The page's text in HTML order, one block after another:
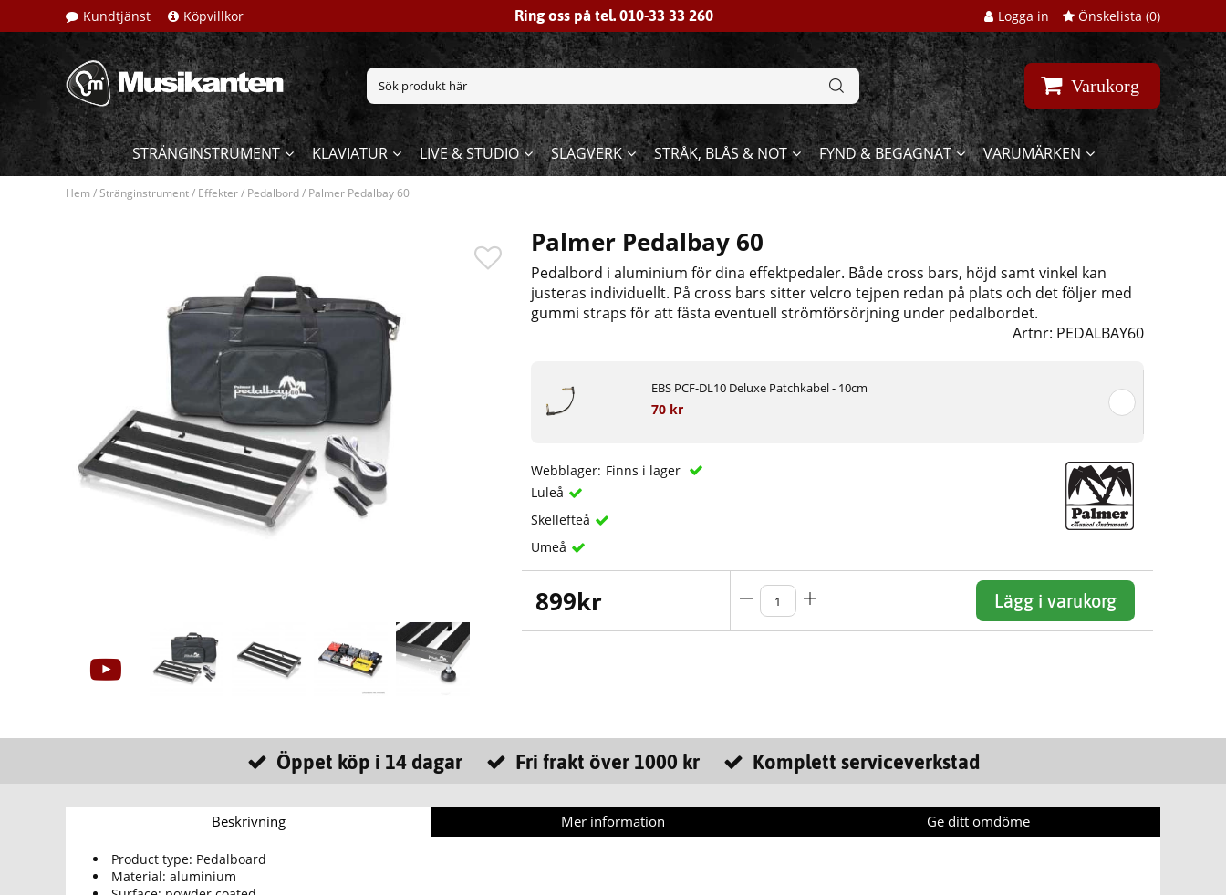
Kundtjänst Köpvillkor Ring oss på tel. 010-33 33 260 Logga in Önskelista (0)
Varukorg
STRÄNGINSTRUMENT KLAVIATUR LIVE & STUDIO SLAGVERK STRÅK, BLÅS & NOT FYND & BEGAGNAT VARUMÄRKEN
Hem /Stränginstrument/ Effekter/ Pedalbord/ Palmer Pedalbay 60
Palmer Pedalbay 60
Pedalbord i aluminium för dina effektpedaler. Både cross bars, höjd samt vinkel kan
justeras individuellt. På cross bars sitter velcro tejpen redan på plats och det följer med
gummi straps för att fästa eventuell strömförsörjning under pedalbordet.
Artnr: PEDALBAY60
EBS PCF-DL10 Deluxe Patchkabel - 10cm
70 kr
Webblager: Finns i lager
Luleå
Skellefteå
Umeå
899kr Lägg i varukorg
Öppet köp i 14 dagar Fri frakt över 1000 kr Komplett serviceverkstad
Beskrivning Mer information Ge ditt omdöme
Product type: Pedalboard
Material: aluminium